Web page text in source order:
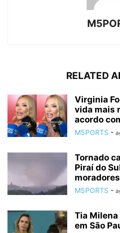
RELATED
Virginia
vida mais
acordo
M5PORTS -
Tornado
Piraí do
M5PORTS -
Tia
em São